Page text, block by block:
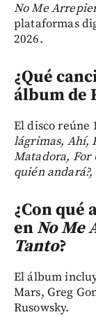
No Me
plataformas
2026.
¿Qué
álbum de
El disco reúne
lágrimas, Ahí,
Matadora, For
quién
¿Con qué
enNo Me
Tanto?
El álbum
Mars, Greg
Rusowsky.